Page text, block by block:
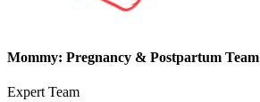
Mommy: Pregnancy & Postpartum Team
Expert Team